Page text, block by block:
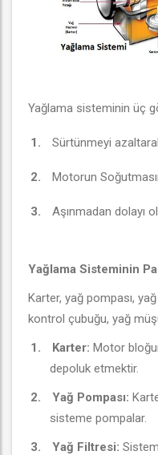
Yağlama sisteminin üç
1. Sürtünmeyi
2. Motorun
3. Aşınmadan dolayı
Yağlama Sisteminin
Karter, yağ pompası,
kontrol çubuğu, yağ
1.
Karter: Motor
depoluk etmektir.
2.
Yağ Pompası:
sisteme pompalar.
3.
Yağ Filtresi: